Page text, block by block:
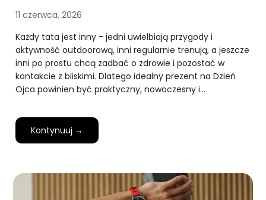
11 czerwca, 2026
Każdy tata jest inny - jedni uwielbiają przygody i
aktywność outdoorową, inni regularnie trenują, a jeszcze
inni po prostu chcą zadbać o zdrowie i pozostać w
kontakcie z bliskimi. Dlatego idealny prezent na Dzień
Ojca powinien być praktyczny, nowoczesny i…
Kontynuuj →